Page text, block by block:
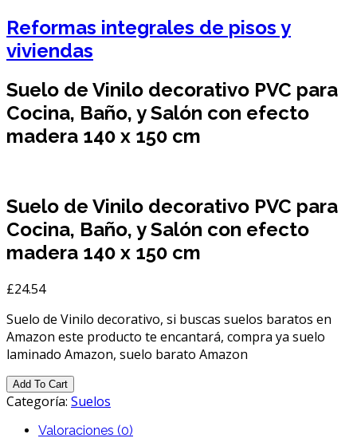
Reformas integrales de pisos y
viviendas
Suelo de Vinilo decorativo PVC para
Cocina, Baño, y Salón con efecto
madera 140 x 150 cm
Suelo de Vinilo decorativo PVC para
Cocina, Baño, y Salón con efecto
madera 140 x 150 cm
£24.54
Suelo de Vinilo decorativo, si buscas suelos baratos en
Amazon este producto te encantará, compra ya suelo
laminado Amazon, suelo barato Amazon
Add To Cart
Categoría: Suelos
Valoraciones (0)